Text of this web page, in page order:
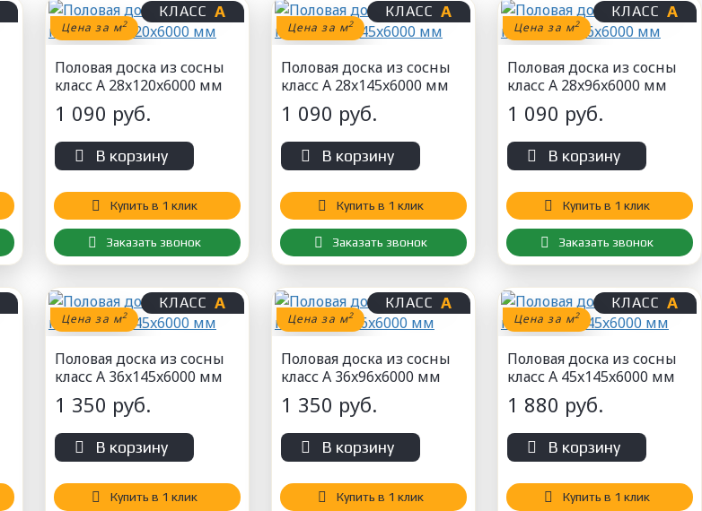
КЛАСС А
Цена за м2
Половая доска из сосны
класс А 28x120x6000 мм
1 090 руб.
В корзину
Купить в 1 клик
Заказать звонок
КЛАСС А
Цена за м2
Половая доска из сосны
класс А 28x145x6000 мм
1 090 руб.
В корзину
Купить в 1 клик
Заказать звонок
КЛАСС А
Цена за м2
Половая доска из сосны
класс А 28x96x6000 мм
1 090 руб.
В корзину
Купить в 1 клик
Заказать звонок
КЛАСС А
Цена за м2
Половая доска из сосны
класс А 36x145x6000 мм
1 350 руб.
В корзину
Купить в 1 клик
КЛАСС А
Цена за м2
Половая доска из сосны
класс А 36x96x6000 мм
1 350 руб.
В корзину
Купить в 1 клик
КЛАСС А
Цена за м2
Половая доска из сосны
класс А 45x145x6000 мм
1 880 руб.
В корзину
Купить в 1 клик